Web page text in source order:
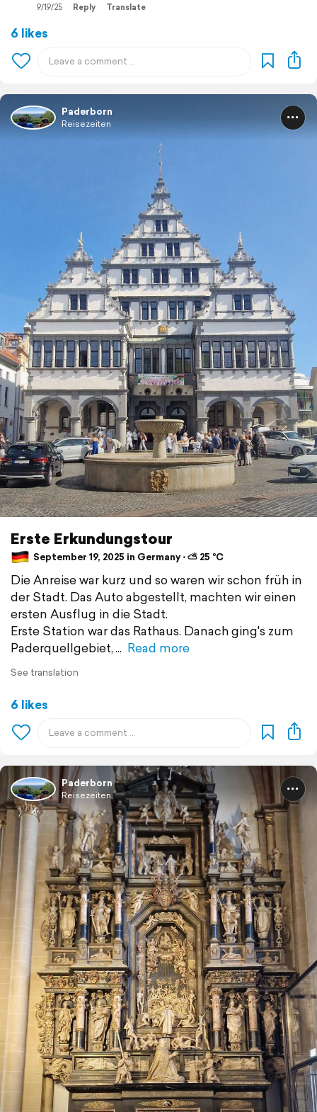
9/19/25 Reply Translate
6 likes
Paderborn
Reisezeiten
Erste Erkundungstour
September 19, 2025 in Germany ⋅ ⛅ 25 °C
Die Anreise war kurz und so waren wir schon früh in
der Stadt. Das Auto abgestellt, machten wir einen
ersten Ausflug in die Stadt.
Erste Station war das Rathaus. Danach ging's zum
Paderquellgebiet,
Read more
See translation
6 likes
Paderborn
Reisezeiten